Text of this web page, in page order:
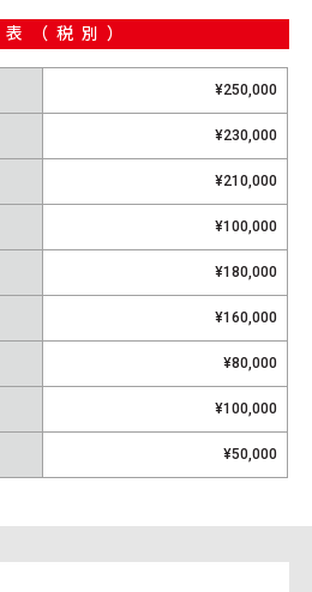
（税別）
¥250,000
¥230,000
¥210,000
¥100,000
¥180,000
¥160,000
¥80,000
¥100,000
¥50,000